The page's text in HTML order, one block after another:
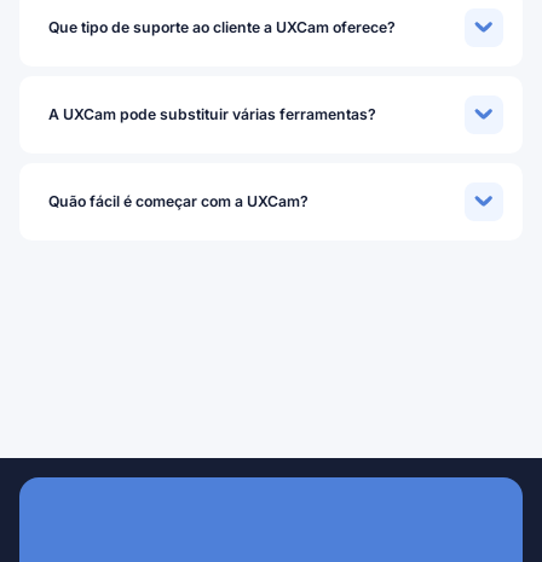
Que tipo de suporte ao cliente a UXCam oferece?
A UXCam pode substituir várias ferramentas?
Quão fácil é começar com a UXCam?